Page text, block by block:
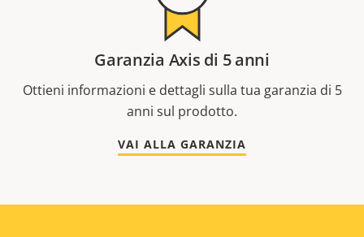
Garanzia Axis di 5 anni
Ottieni informazioni e dettagli sulla tua garanzia di 5
anni sul prodotto.
VAI ALLA GARANZIA